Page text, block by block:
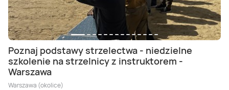
Poznaj podstawy strzelectwa - niedzielne
szkolenie na strzelnicy z instruktorem -
Warszawa
Warszawa (okolice)